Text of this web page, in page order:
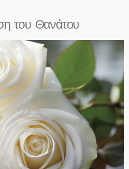
του Θανάτου